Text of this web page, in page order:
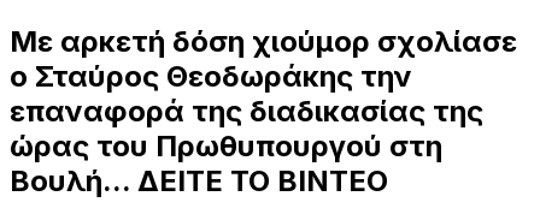
Με αρκετή δόση χιούμορ σχολίασε
ο Σταύρος Θεοδωράκης την
επαναφορά της διαδικασίας της
ώρας του Πρωθυπουργού στη
Βουλή... ΔΕΙΤΕ ΤΟ ΒΙΝΤΕΟ